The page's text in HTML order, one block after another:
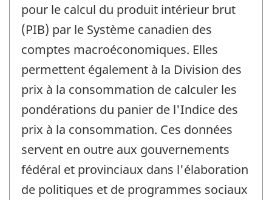
pour le calcul du produit intérieur brut
(PIB) par le Système canadien des
comptes macroéconomiques. Elles
permettent également à la Division des
prix à la consommation de calculer les
pondérations du panier de l'Indice des
prix à la consommation. Ces données
servent en outre aux gouvernements
fédéral et provinciaux dans l'élaboration
de politiques et de programmes sociaux